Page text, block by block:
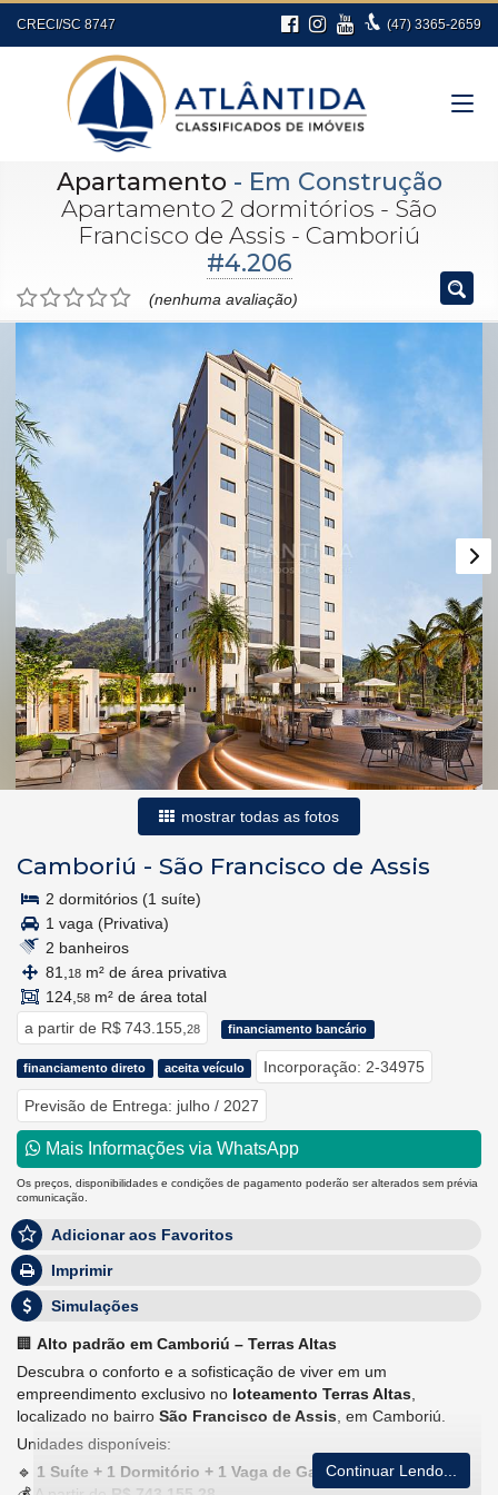
CRECI/SC 8747 (47) 3365-2659
Apartamento - Em Construção
Apartamento 2 dormitórios - São
Francisco de Assis - Camboriú
#4.206
(nenhuma avaliação)
mostrar todas as fotos
Camboriú - São Francisco de Assis
2 dormitórios (1 suíte)
1 vaga (Privativa)
2 banheiros
81,
18 m² de área privativa
124, 58 m² de área total
a partir de R$ 743.155, 28 financiamento bancário
financiamento direto aceita veículo Incorporação: 2-34975
Previsão de Entrega: julho / 2027
Mais Informações via WhatsApp
Os preços, disponibilidades e condições de pagamento poderão ser alterados sem prévia
comunicação.
Adicionar aos Favoritos
Imprimir
Simulações
🏢 Alto padrão em Camboriú – Terras Altas
Descubra o conforto e a sofisticação de viver em um
empreendimento exclusivo no loteamento Terras Altas
localizado no bairro São Francisco de Assis , em Camboriú.
Unidades disponíveis:
🔹 1 Suíte + 1 Dormitório + 1 Vaga de GaragemContinuar Lendo...